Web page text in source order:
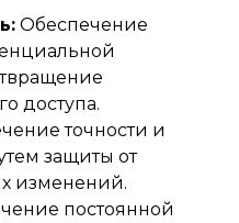
Обеспечение
доступа.
точности и
защиты от
изменений.
постоянной